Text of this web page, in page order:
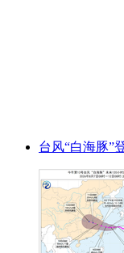
台风“白海豚”